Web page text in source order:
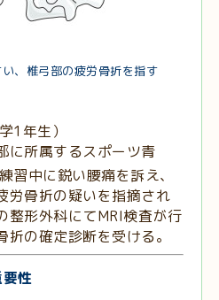
、椎弓部の疲労骨折を指す
1年生）
に所属するスポーツ青
習中に鋭い腰痛を訴え、
労骨折の疑いを指摘され
整形外科にてMRI検査が行
折の確定診断を受ける。
性